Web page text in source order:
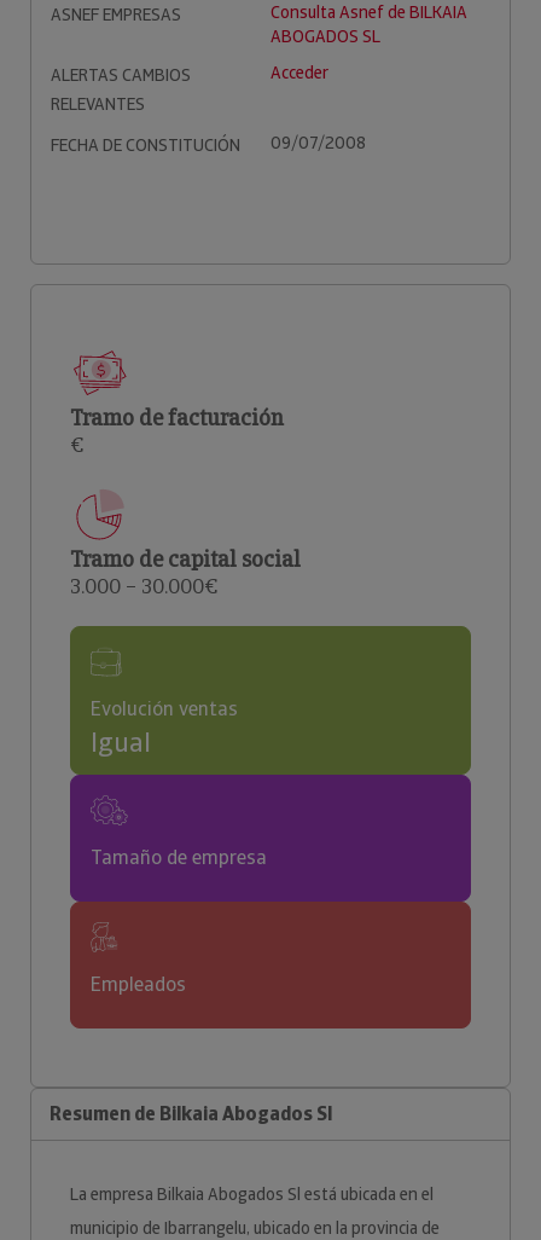
ASNEF EMPRESAS
Consulta Asnef de BILKAIA
ABOGADOS SL
ALERTAS CAMBIOS
RELEVANTES
Acceder
FECHA DE CONSTITUCIÓN 09/07/2008
Tramo de facturación
€
Tramo de capital social
3.000 – 30.000€
Evolución ventas
Igual
Tamaño de empresa
Empleados
Resumen de Bilkaia Abogados Sl
La empresa Bilkaia Abogados Sl está ubicada en el
municipio de Ibarrangelu, ubicado en la provincia de